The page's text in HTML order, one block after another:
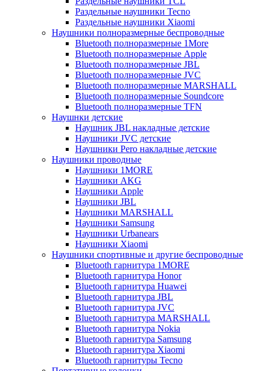
Раздельные наушники Tecno
Раздельные наушники Xiaomi
Наушники полноразмерные беспроводные
Bluetooth полноразмерные 1More
Bluetooth полноразмерные Apple
Bluetooth полноразмерные JBL
Bluetooth полноразмерные JVC
Bluetooth полноразмерные MARSHALL
Bluetooth полноразмерные Soundcore
Bluetooth полноразмерные TFN
Наушнки детские
Наушник JBL накладные детские
Наушники JVC детские
Наушники Pero накладные детские
Наушники проводные
Наушники 1MORE
Наушники AKG
Наушники Apple
Наушники JBL
Наушники MARSHALL
Наушники Samsung
Наушники Urbanears
Наушники Xiaomi
Наушники спортивные и другие беспроводные
Bluetooth гарнитура 1MORE
Bluetooth гарнитура Honor
Bluetooth гарнитура Huawei
Bluetooth гарнитура JBL
Bluetooth гарнитура JVC
Bluetooth гарнитура MARSHALL
Bluetooth гарнитура Nokia
Bluetooth гарнитура Samsung
Bluetooth гарнитура Xiaomi
Bluetooth гарнитуры Tecno